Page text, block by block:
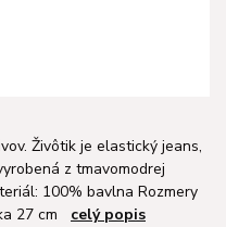
Živôtik je elastický jeans,
z tmavomodrej
100% bavlna Rozmery
27 cm celý popis